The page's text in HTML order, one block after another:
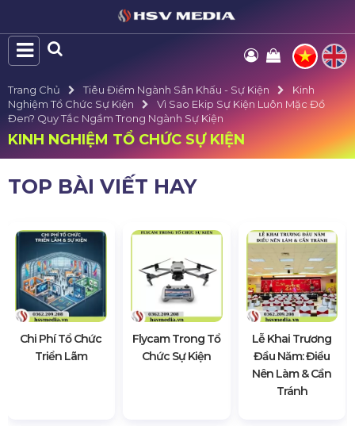
Trang Chủ Tiêu Điểm Ngành Sân Khấu - Sự Kiện
Kinh
Nghiệm Tổ Chức Sự Kiện
Vì Sao Ekip Sự Kiện Luôn Mặc Đồ
Đen? Quy Tắc Ngầm Trong Ngành Sự Kiện
KINH NGHIỆM TỔ CHỨC SỰ KIỆN
TOP BÀI VIẾT HAY
Chi Phí Tổ Chức
Triển Lãm
Flycam Trong Tổ
Chức Sự Kiện
Lễ Khai Trương
Đầu Năm: Điều
Nên Làm & Cần
Tránh